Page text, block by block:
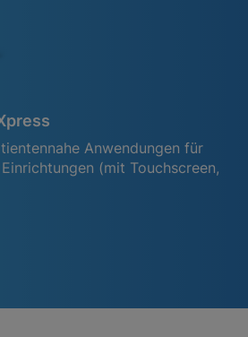
Anwendungen für
(mit Touchscreen,